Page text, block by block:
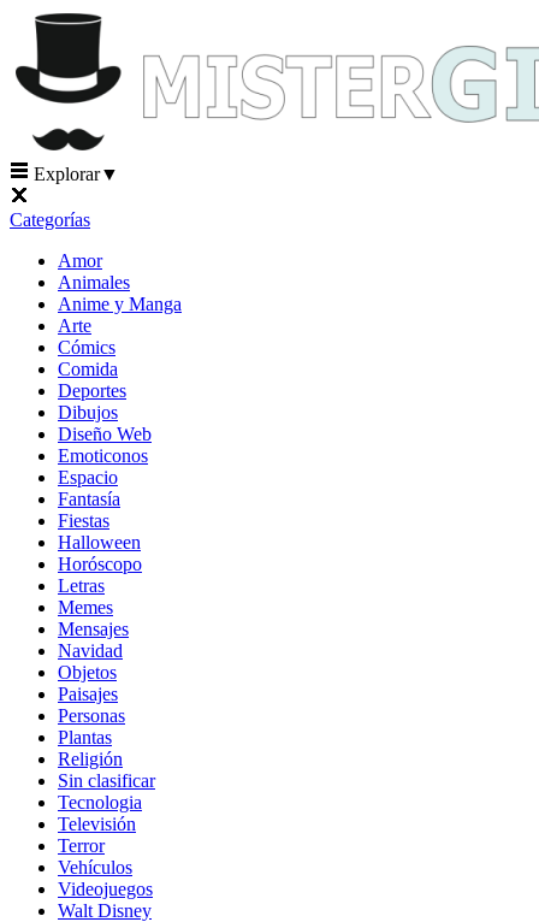
Explorar▼
Categorías
Amor
Animales
Anime y Manga
Arte
Cómics
Comida
Deportes
Dibujos
Diseño Web
Emoticonos
Espacio
Fantasía
Fiestas
Halloween
Horóscopo
Letras
Memes
Mensajes
Navidad
Objetos
Paisajes
Personas
Plantas
Religión
Sin clasificar
Tecnologia
Televisión
Terror
Vehículos
Videojuegos
Walt Disney